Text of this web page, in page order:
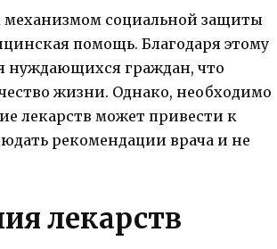
социальной защиты
помощь. Благодаря этому
нуждающихся граждан, что
жизни. Однако, необходимо
лекарств может привести к
рекомендации врача и не
лекарств